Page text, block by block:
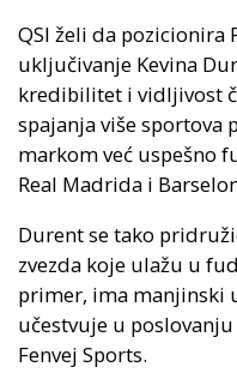
QSI želi da pozicionira
uključivanje Kevina
kredibilitet i vidljivost
spajanja više
markom već uspešno
Real Madrida i
Durent se tako
zvezda koje ulažu u
primer, ima manjinski
učestvuje u
Fenvej Sports.